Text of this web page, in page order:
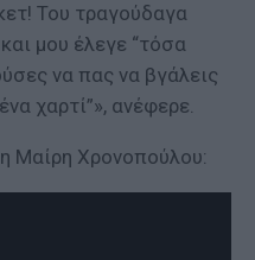
Του τραγούδαγα
μου έλεγε “τόσα
να πας να βγάλεις
χαρτί”», ανέφερε.
Μαίρη Χρονοπούλου: